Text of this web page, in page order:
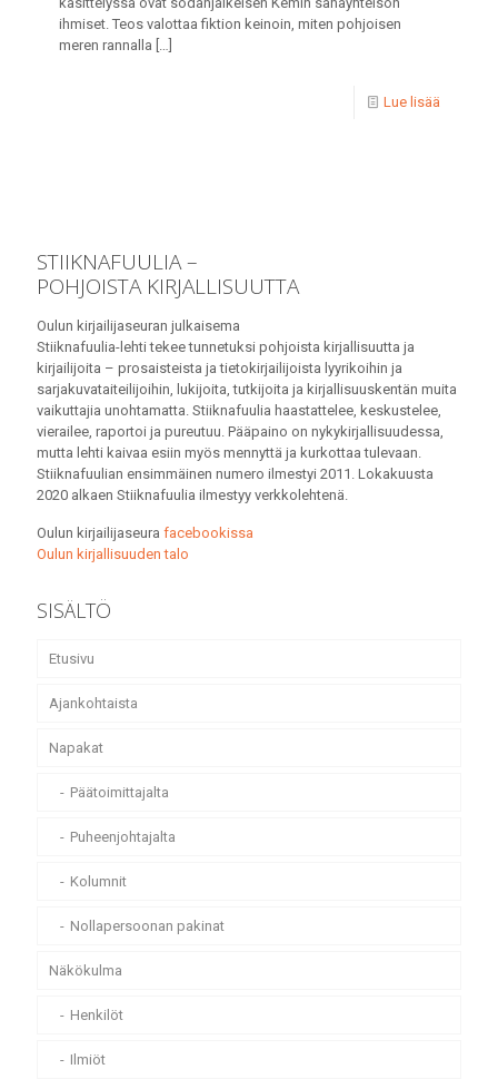
ihmiset. Teos valottaa fiktion keinoin, miten pohjoisen
meren rannalla […]
Lue lisää
STIIKNAFUULIA –
POHJOISTA KIRJALLISUUTTA
Oulun kirjailijaseuran julkaisema
Stiiknafuulia-lehti tekee tunnetuksi pohjoista kirjallisuutta ja
kirjailijoita – prosaisteista ja tietokirjailijoista lyyrikoihin ja
sarjakuvataiteilijoihin, lukijoita, tutkijoita ja kirjallisuuskentän muita
vaikuttajia unohtamatta. Stiiknafuulia haastattelee, keskustelee,
vierailee, raportoi ja pureutuu. Pääpaino on nykykirjallisuudessa,
mutta lehti kaivaa esiin myös mennyttä ja kurkottaa tulevaan.
Stiiknafuulian ensimmäinen numero ilmestyi 2011. Lokakuusta
2020 alkaen Stiiknafuulia ilmestyy verkkolehtenä.
Oulun kirjailijaseura facebookissa
Oulun kirjallisuuden talo
SISÄLTÖ
Etusivu
Ajankohtaista
Napakat
Päätoimittajalta
Puheenjohtajalta
Kolumnit
Nollapersoonan pakinat
Näkökulma
Henkilöt
Ilmiöt